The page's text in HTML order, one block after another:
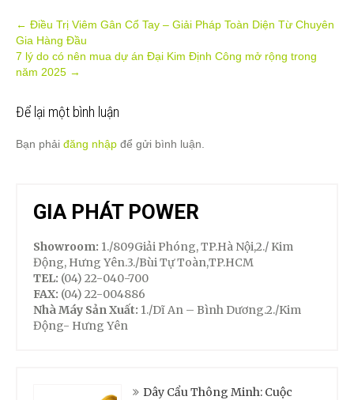
Post
navigation
← Điều Trị Viêm Gân Cổ Tay – Giải Pháp Toàn Diện Từ Chuyên
Gia Hàng Đầu
7 lý do có nên mua dự án Đại Kim Định Công mở rộng trong
năm 2025 →
Để lại một bình luận
Bạn phải đăng nhập để gửi bình luận.
GIA PHÁT POWER
Showroom: 1./809Giải Phóng, TP.Hà Nội,2./ Kim
Động, Hưng Yên.3./Bùi Tự Toàn,TP.HCM
TEL: (04) 22-040-700
FAX: (04) 22-004886
Nhà Máy Sản Xuất: 1./Dĩ An – Bình Dương.2./Kim
Động- Hưng Yên
Dây Cẩu Thông Minh: Cuộc